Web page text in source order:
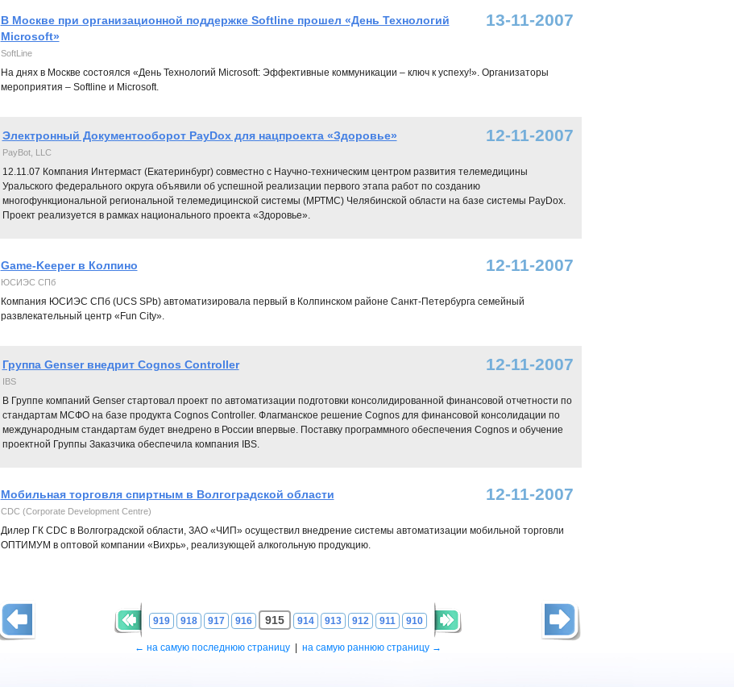
В Москве при организационной поддержке Softline прошел «День Технологий
Microsoft»
13-11-2007
SoftLine
На днях в Москве состоялся «День Технологий Microsoft: Эффективные коммуникации – ключ к успеху!». Организаторы
мероприятия – Softline и Microsoft.
Электронный Документооборот PayDox для нацпроекта «Здоровье» 12-11-2007
PayBot, LLC
12.11.07 Компания Интермаст (Екатеринбург) совместно с Научно-техническим центром развития телемедицины
Уральского федерального округа объявили об успешной реализации первого этапа работ по созданию
многофункциональной региональной телемедицинской системы (МРТМС) Челябинской области на базе системы PayDox.
Проект реализуется в рамках национального проекта «Здоровье».
Game-Keeper в Колпино 12-11-2007
ЮСИЭС СПб
Компания ЮСИЭС СПб (UCS SPb) автоматизировала первый в Колпинском районе Санкт-Петербурга семейный
развлекательный центр «Fun City».
Группа Genser внедрит Cognos Controller 12-11-2007
IBS
В Группе компаний Genser стартовал проект по автоматизации подготовки консолидированной финансовой отчетности по
стандартам МСФО на базе продукта Cognos Controller. Флагманское решение Cognos для финансовой консолидации по
международным стандартам будет внедрено в России впервые. Поставку программного обеспечения Cognos и обучение
проектной Группы Заказчика обеспечила компания IBS.
Мобильная торговля спиртным в Волгоградской области 12-11-2007
CDC (Corporate Development Centre)
Дилер ГК CDC в Волгоградской области, ЗАО «ЧИП» осуществил внедрение системы автоматизации мобильной торговли
ОПТИМУМ в оптовой компании «Вихрь», реализующей алкогольную продукцию.
919 918 917 916 915 914 913 912 911 910
← на самую последнюю страницу на самую раннюю страницу →